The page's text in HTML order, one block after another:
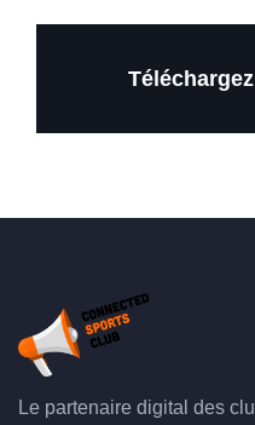
Le partenaire digital des